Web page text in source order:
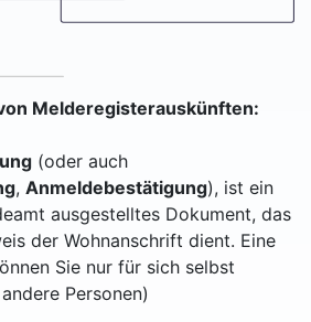
Melderegisterauskünften:
(oder auch
, Anmeldebestätigung), ist ein
ausgestelltes Dokument, das
der Wohnanschrift dient. Eine
Sie nur für sich selbst
Personen)